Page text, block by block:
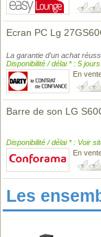
Ecran PC Lg
La garantie d'un achat
Disponibilité / délai * : 5 jours
En
Barre de son LG
Disponibilité / délai * : Voir
En
Les